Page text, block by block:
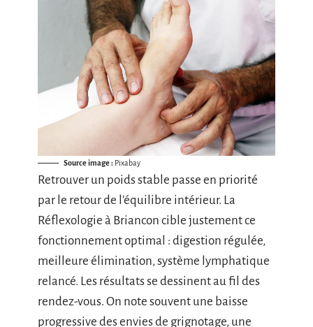
Source image : Pixabay
Retrouver un poids stable passe en priorité
par le retour de l’équilibre intérieur. La
Réflexologie à Briancon cible justement ce
fonctionnement optimal : digestion régulée,
meilleure élimination, système lymphatique
relancé. Les résultats se dessinent au fil des
rendez-vous. On note souvent une baisse
progressive des envies de grignotage, une